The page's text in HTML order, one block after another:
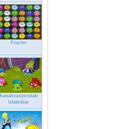
Fopiler
Kanalizasyondaki
Ufaklıklar